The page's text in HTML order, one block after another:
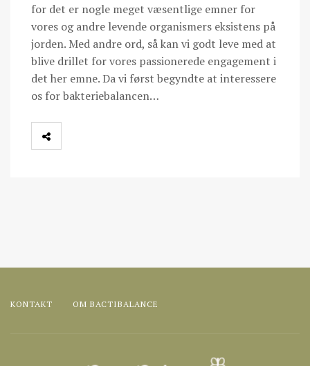
for det er nogle meget væsentlige emner for
vores og andre levende organismers eksistens på
jorden. Med andre ord, så kan vi godt leve med at
blive drillet for vores passionerede engagement i
det her emne. Da vi først begyndte at interessere
os for bakteriebalancen…
KONTAKT OM BACTIBALANCE